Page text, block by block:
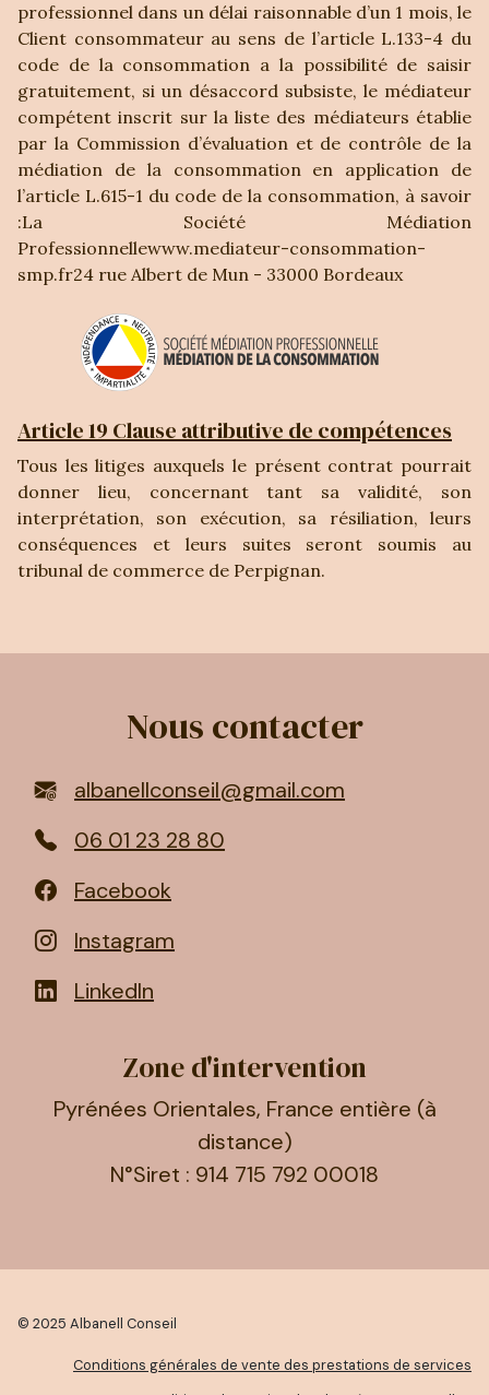
professionnel dans un délai raisonnable d’un 1 mois, le
Client consommateur au sens de l’article L.133-4 du
code de la consommation a la possibilité de saisir
gratuitement, si un désaccord subsiste, le médiateur
compétent inscrit sur la liste des médiateurs établie
par la Commission d’évaluation et de contrôle de la
médiation de la consommation en application de
l’article L.615-1 du code de la consommation, à savoir
:La Société Médiation
Professionnellewww.mediateur-consommation-
smp.fr24 rue Albert de Mun - 33000 Bordeaux
Article 19 Clause attributive de compétences
Tous les litiges auxquels le présent contrat pourrait
donner lieu, concernant tant sa validité, son
interprétation, son exécution, sa résiliation, leurs
conséquences et leurs suites seront soumis au
tribunal de commerce de Perpignan.
Nous contacter
albanellconseil@gmail.com
06 01 23 28 80
Facebook
Instagram
LinkedIn
Zone d'intervention
Pyrénées Orientales, France entière (à
distance)
N°Siret : 914 715 792 00018
© 2025 Albanell Conseil
Conditions générales de vente des prestations de services